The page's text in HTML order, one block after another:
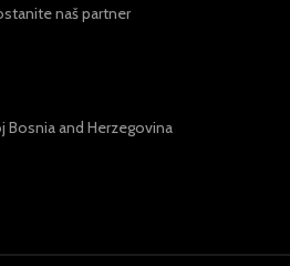
naš partner
and Herzegovina